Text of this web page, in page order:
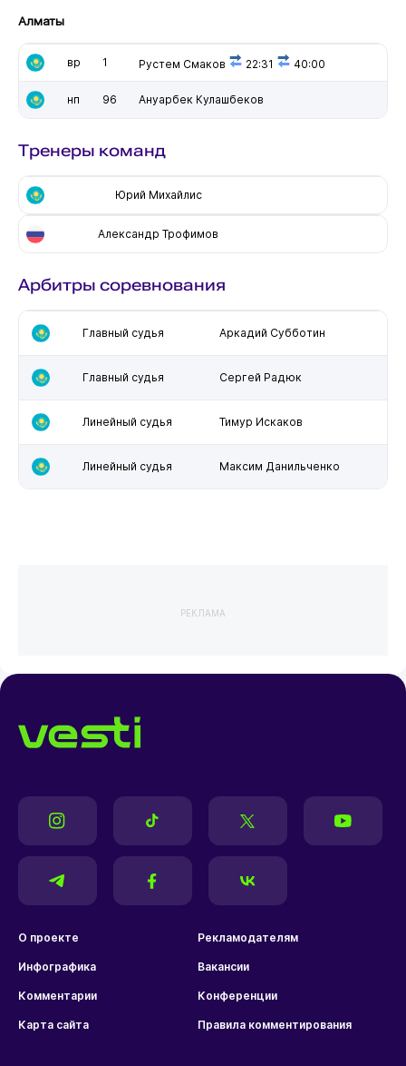
Алматы
вр 1 Рустем Смаков 22:31 40:00
нп 96 Ануарбек Кулашбеков
Тренеры команд
Юрий Михайлис
Александр Трофимов
Арбитры соревнования
Главный судья Аркадий Субботин
Главный судья Сергей Радюк
Линейный судья Тимур Искаков
Линейный судья Максим Данильченко
РЕКЛАМА
О проекте Рекламодателям
Инфографика Вакансии
Комментарии Конференции
Карта сайта Правила комментирования